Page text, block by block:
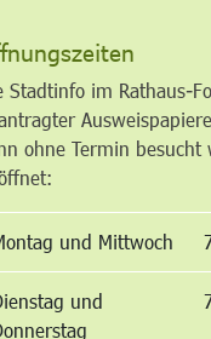
Stadtinfo im Rathaus-
ohne Termin
und Mittwoch
und